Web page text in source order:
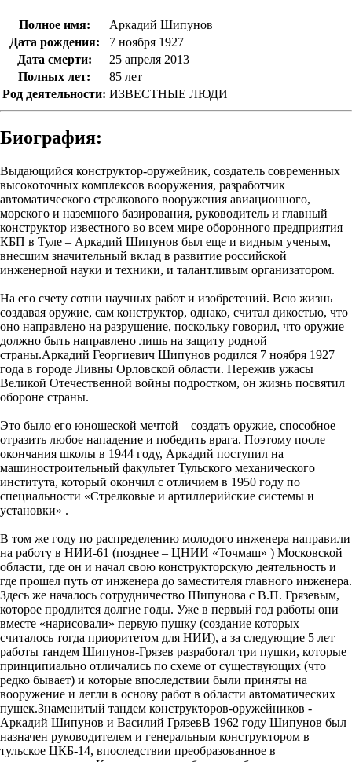
Полное имя:
Аркадий Шипунов
Дата рождения:
7 ноября 1927
Дата смерти:
25 апреля 2013
Полных лет:
85 лет
Род деятельности: ИЗВЕСТНЫЕ ЛЮДИ
Биография:
Выдающийся конструктор-оружейник, создатель современных
высокоточных комплексов вооружения, разработчик
автоматического стрелкового вооружения авиационного,
морского и наземного базирования, руководитель и главный
конструктор известного во всем мире оборонного предприятия
КБП в Туле – Аркадий Шипунов был еще и видным ученым,
внесшим значительный вклад в развитие российской
инженерной науки и техники, и талантливым организатором.
На его счету сотни научных работ и изобретений. Всю жизнь
создавая оружие, сам конструктор, однако, считал дикостью, что
оно направлено на разрушение, поскольку говорил, что оружие
должно быть направлено лишь на защиту родной
страны.Аркадий Георгиевич Шипунов родился 7 ноября 1927
года в городе Ливны Орловской области. Пережив ужасы
Великой Отечественной войны подростком, он жизнь посвятил
обороне страны.
Это было его юношеской мечтой – создать оружие, способное
отразить любое нападение и победить врага. Поэтому после
окончания школы в 1944 году, Аркадий поступил на
машиностроительный факультет Тульского механического
института, который окончил с отличием в 1950 году по
специальности «Стрелковые и артиллерийские системы и
установки» .
В том же году по распределению молодого инженера направили
на работу в НИИ-61 (позднее – ЦНИИ «Точмаш» ) Московской
области, где он и начал свою конструкторскую деятельность и
где прошел путь от инженера до заместителя главного инженера.
Здесь же началось сотрудничество Шипунова с В.П. Грязевым,
которое продлится долгие годы. Уже в первый год работы они
вместе «нарисовали» первую пушку (создание которых
считалось тогда приоритетом для НИИ), а за следующие 5 лет
работы тандем Шипунов-Грязев разработал три пушки, которые
принципиально отличались по схеме от существующих (что
редко бывает) и которые впоследствии были приняты на
вооружение и легли в основу работ в области автоматических
пушек.Знаменитый тандем конструкторов-оружейников -
Аркадий Шипунов и Василий ГрязевВ 1962 году Шипунов был
назначен руководителем и генеральным конструктором в
тульское ЦКБ-14, впоследствии преобразованное в